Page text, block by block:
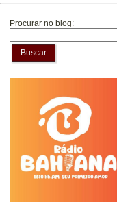
Procurar no blog:
Buscar